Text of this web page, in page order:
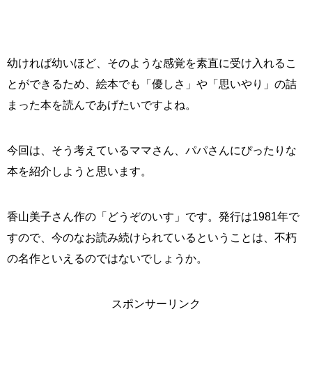
幼ければ幼いほど、そのような感覚を素直に受け入れるこ
とができるため、絵本でも「優しさ」や「思いやり」の詰
まった本を読んであげたいですよね。
今回は、そう考えているママさん、パパさんにぴったりな
本を紹介しようと思います。
香山美子さん作の「どうぞのいす」です。発行は1981年で
すので、今のなお読み続けられているということは、不朽
の名作といえるのではないでしょうか。
スポンサーリンク